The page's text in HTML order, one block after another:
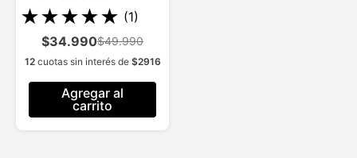
Bluetooth 5.1 hasta
10 mts de alcance
★★★★★ (1)
$34.990$49.990
12cuotas sin interés de $2916
Agregar al
carrito